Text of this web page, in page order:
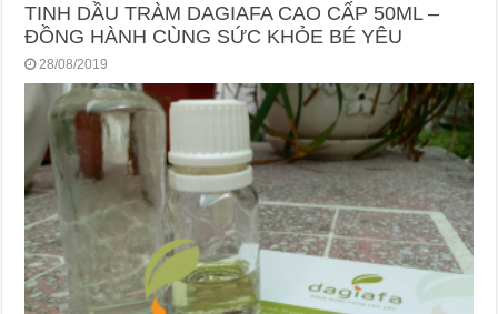
TINH DẦU TRÀM DAGIAFA CAO CẤP 50ML –
ĐỒNG HÀNH CÙNG SỨC KHỎE BÉ YÊU
28/08/2019